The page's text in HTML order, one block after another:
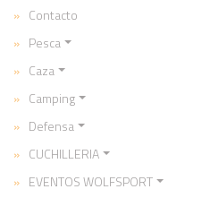
Contacto
Pesca
Caza
Camping
Defensa
CUCHILLERIA
EVENTOS WOLFSPORT